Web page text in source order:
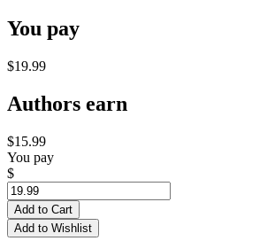
You pay
$19.99
Authors earn
$15.99
You pay
$
Add to Cart
Add to Wishlist